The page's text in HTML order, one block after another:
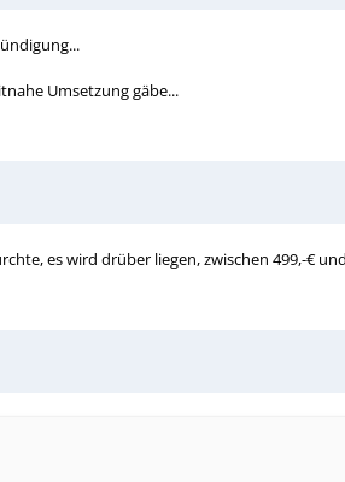
Umsetzung gäbe...
es wird drüber liegen, zwischen 499,-€